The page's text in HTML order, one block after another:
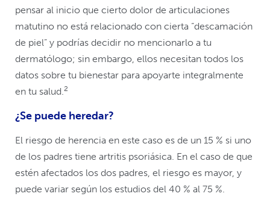
pensar al inicio que cierto dolor de articulaciones
matutino no está relacionado con cierta “descamación
de piel” y podrías decidir no mencionarlo a tu
dermatólogo; sin embargo, ellos necesitan todos los
datos sobre tu bienestar para apoyarte integralmente
en tu salud. 2
¿Se puede heredar?
El riesgo de herencia en este caso es de un 15 % si uno
de los padres tiene artritis psoriásica. En el caso de que
estén afectados los dos padres, el riesgo es mayor, y
puede variar según los estudios del 40 % al 75 %.